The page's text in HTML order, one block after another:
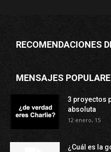
RECOMENDACIONES
MENSAJES
3 proyectos
absoluta
12 enero, 15
¿Cuál es la